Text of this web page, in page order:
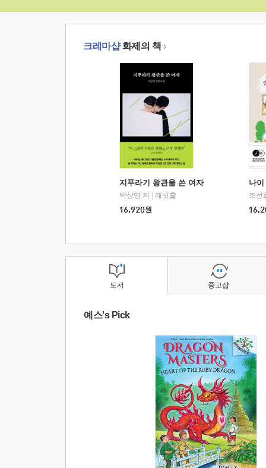
크레마샵화제의 책
지푸라기 왕관을 쓴 여자
박상영 저
래빗홀
16,920원
나
조선
도서
예스's Pick
중고샵